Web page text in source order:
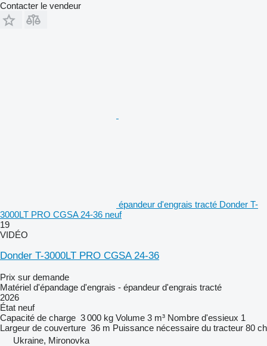
Contacter le vendeur
épandeur d'engrais tracté Donder T-
3000LT PRO CGSA 24-36 neuf
19
VIDÉO
Donder T-3000LT PRO CGSA 24-36
Prix sur demande
Matériel d'épandage d'engrais - épandeur d'engrais tracté
2026
État neuf
Capacité de charge 3 000 kg Volume 3 m³ Nombre d'essieux 1
Largeur de couverture 36 m Puissance nécessaire du tracteur 80 ch
Ukraine, Mironovka